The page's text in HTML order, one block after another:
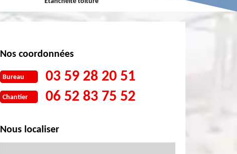
Nos coordonnées
Bureau 03 59 28 20 51
Chantier 06 52 83 75 52
Nous localiser